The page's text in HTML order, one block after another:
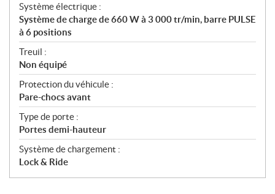
Système électrique :
Système de charge de 660 W à 3 000 tr/min, barre PULSE
à 6 positions
Treuil :
Non équipé
Protection du véhicule :
Pare-chocs avant
Type de porte :
Portes demi-hauteur
Système de chargement :
Lock & Ride